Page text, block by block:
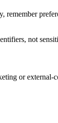
not
or external-